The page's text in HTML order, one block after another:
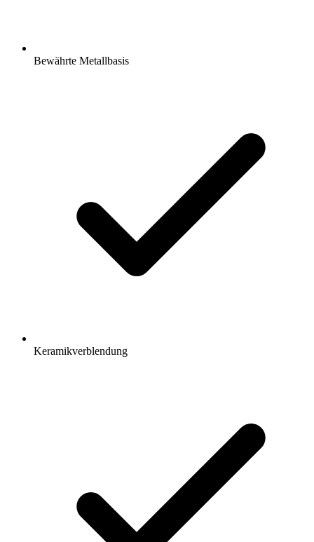
Bewährte Metallbasis
Keramikverblendung